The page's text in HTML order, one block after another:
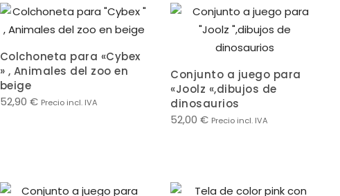
Colchoneta para «Cybex
» , Animales del zoo en
beige
52,90 € Precio incl. IVA
Conjunto a juego para
«Joolz «,dibujos de
dinosaurios
52,00€ Precio incl. IVA